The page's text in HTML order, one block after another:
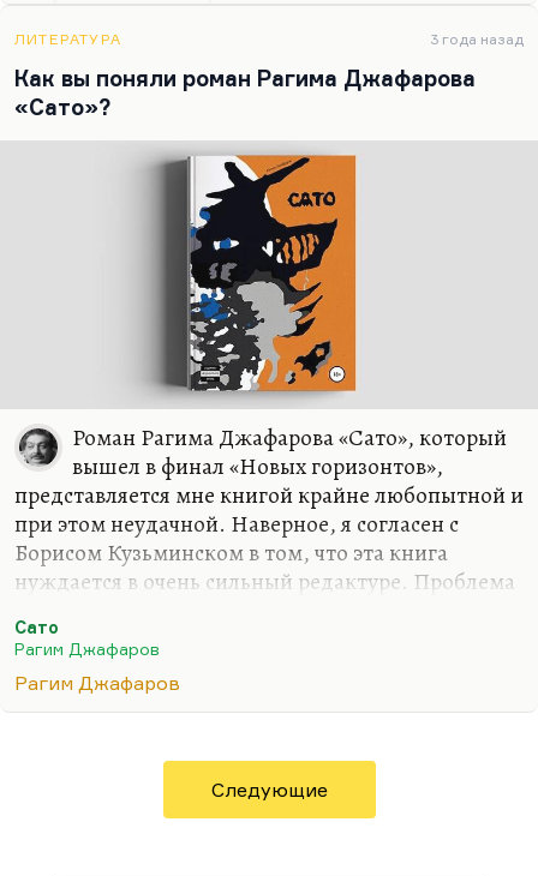
взрослении есть что-то хорошее. Это, знаете, как
заветренная колбаса. Человек огрубел, исчезли
какие-то его черты:
Но боюсь: среди сражений
Ты утратишь навсегда
Скромность робкую движений,
Прелесть неги и стыда.
Действительно, человек от взросления ничего не
выгадывает. Точно так же, когда ругают человека
за то, что тот не идет в ногу со временем. Новелла
ЛИТЕРАТУРА 3 года назад
Как вы поняли роман Рагима Джафарова
«Сато»?
Роман Рагима Джафарова «Сато», который
вышел в финал «Новых горизонтов»,
представляется мне книгой крайне любопытной и
при этом неудачной. Наверное, я согласен с
Борисом Кузьминском в том, что эта книга
нуждается в очень сильный редактуре. Проблема
действительно случаются совершенно
необъяснимые штампы: герои периодически
всплескивают руками, иногда это превращается
разноображиваемый ремарками, то есть почти в
пьесу. Но сейчас не об этом. Важно, что это
прежде всего, на мой взгляд, произведение
Сато
Рагим Джафаров
Рагим Джафаров
Следующие